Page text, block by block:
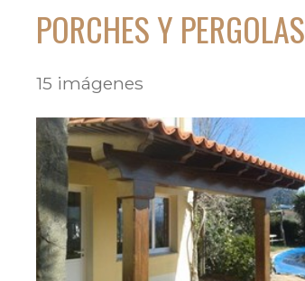
PORCHES Y PERGOLAS
15 imágenes